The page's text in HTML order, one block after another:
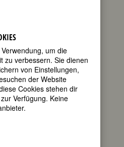
um die
zu verbessern. Sie dienen
von Einstellungen,
der Website
Cookies stehen dir
Verfügung. Keine